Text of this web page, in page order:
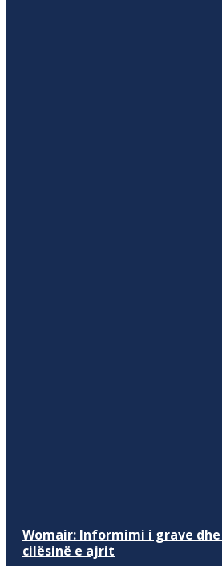
Womair: Informimi i grave
cilësinë e ajrit